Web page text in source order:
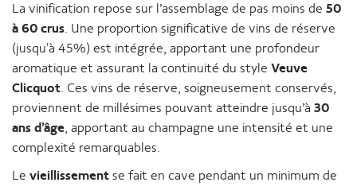
La vinification repose sur l’assemblage de pas moins de 50
à 60 crus. Une proportion significative de vins de réserve
(jusqu'à 45%) est intégrée, apportant une profondeur
aromatique et assurant la continuité du style Veuve
Clicquot. Ces vins de réserve, soigneusement conservés,
proviennent de millésimes pouvant atteindre jusqu’à 30
ans d’âge, apportant au champagne une intensité et une
complexité remarquables.
Le vieillissement se fait en cave pendant un minimum de